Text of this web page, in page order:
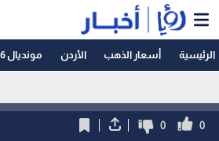
الرئيسية أسعار الذهب الأردن مونديال 2026
0
0